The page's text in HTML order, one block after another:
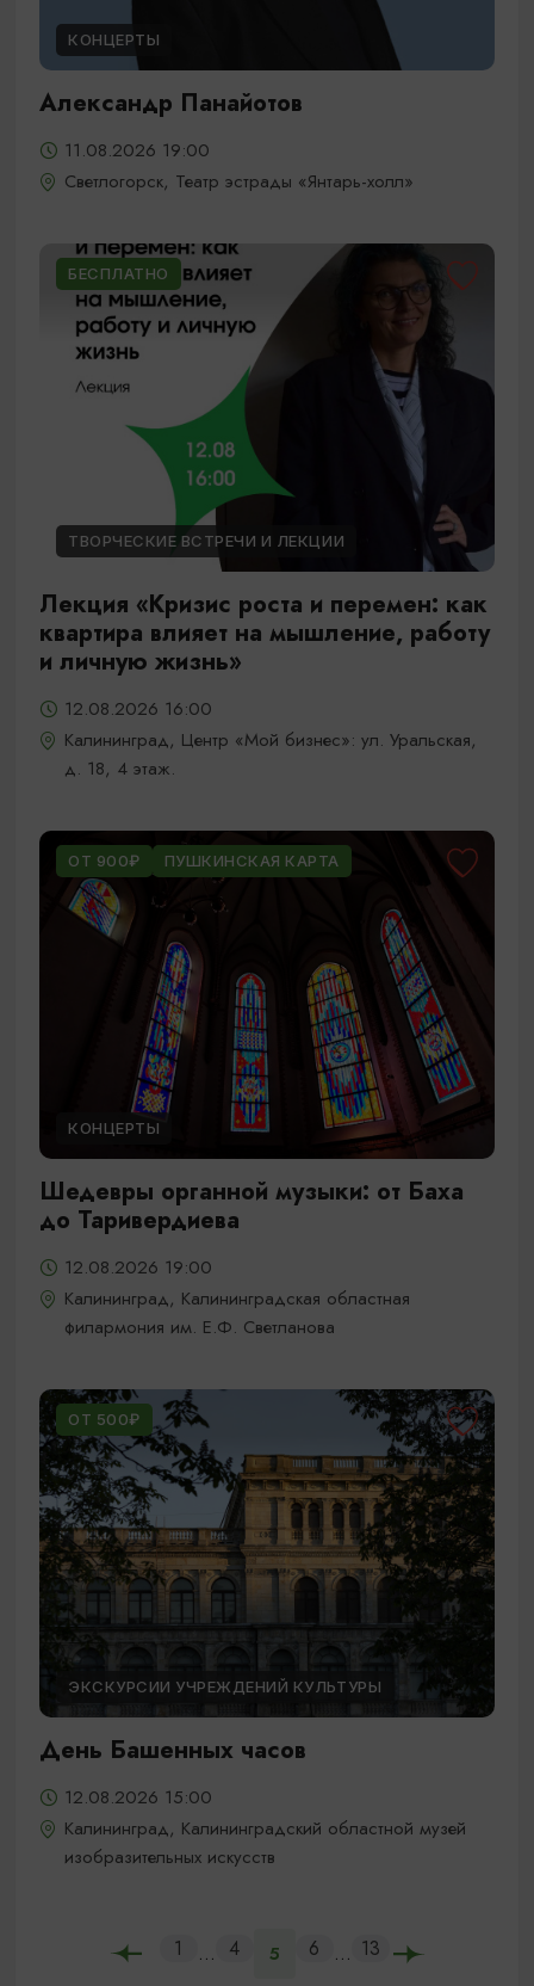
КОНЦЕРТЫ
Александр Панайотов
11.08.2026 19:00
Светлогорск, Театр эстрады «Янтарь-холл»
БЕСПЛАТНО
ТВОРЧЕСКИЕ ВСТРЕЧИ И ЛЕКЦИИ
Лекция «Кризис роста и перемен: как
квартира влияет на мышление, работу
и личную жизнь»
12.08.2026 16:00
Калининград, Центр «Мой бизнес»: ул. Уральская,
д. 18, 4 этаж.
ОТ 900₽ ПУШКИНСКАЯ КАРТА
КОНЦЕРТЫ
Шедевры органной музыки: от Баха
до Таривердиева
12.08.2026 19:00
Калининград, Калининградская областная
филармония им. Е.Ф. Светланова
ОТ 500₽
ЭКСКУРСИИ УЧРЕЖДЕНИЙ КУЛЬТУРЫ
День Башенных часов
12.08.2026 15:00
Калининград, Калининградский областной музей
изобразительных искусств
1 ... 4 5 6 ... 13